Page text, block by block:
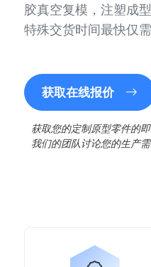
胶真空复模，注塑成
特殊交货时间最快仅需
获取在线报价
获取您的定制原型零件的
我们的团队讨论您的生产需